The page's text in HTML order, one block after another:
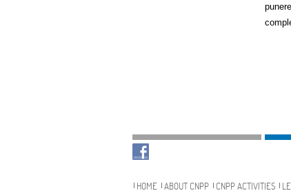
Navigation
HOME ABOUT CNPP CNPP ACTIVITIES